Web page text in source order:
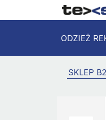
ODZIEŻ
SKLEP